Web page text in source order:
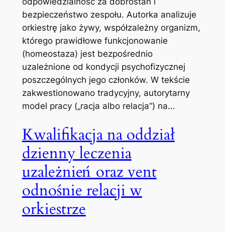
bezpieczeństwo zespołu. Autorka analizuje
orkiestrę jako żywy, współzależny organizm,
którego prawidłowe funkcjonowanie
(homeostaza) jest bezpośrednio
uzależnione od kondycji psychofizycznej
poszczególnych jego członków. W tekście
zakwestionowano tradycyjny, autorytarny
model pracy („racja albo relacja”) na…
Kwalifikacja na oddział
dzienny leczenia
uzależnień oraz vent
odnośnie relacji w
orkiestrze